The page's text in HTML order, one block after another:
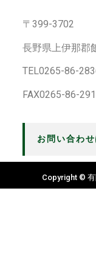
〒399-3702
長野県上伊那郡
TEL0265-86-
FAX0265-86-
お問い合わ
Copyright ©